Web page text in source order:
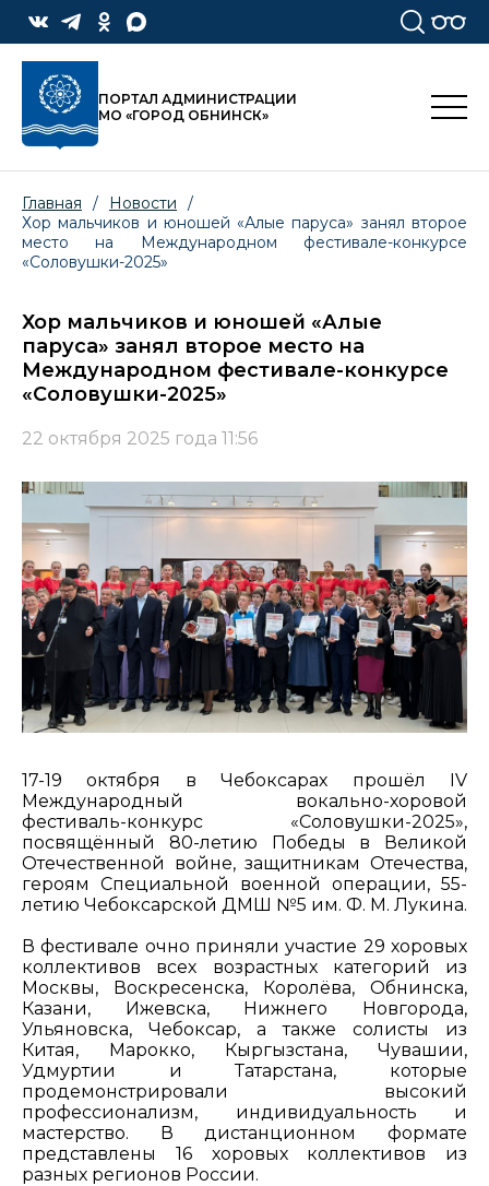
ПОРТАЛ АДМИНИСТРАЦИИ
МО «ГОРОД ОБНИНСК»
Главная / Новости
/
Хор мальчиков и юношей «Алые паруса» занял второе
место на Международном фестивале-конкурсе
«Соловушки-2025»
Хор мальчиков и юношей «Алые
паруса» занял второе место на
Международном фестивале-конкурсе
«Соловушки-2025»
22 октября 2025 года 11:56
17-19 октября в Чебоксарах прошёл IV
Международный вокально-хоровой
фестиваль-конкурс «Соловушки-2025»,
посвящённый 80-летию Победы в Великой
Отечественной войне, защитникам Отечества,
героям Специальной военной операции, 55-
летию Чебоксарской ДМШ №5 им. Ф. М. Лукина.
В фестивале очно приняли участие 29 хоровых
коллективов всех возрастных категорий из
Москвы, Воскресенска, Королёва, Обнинска,
Казани, Ижевска, Нижнего Новгорода,
Ульяновска, Чебоксар, а также солисты из
Китая, Марокко, Кыргызстана, Чувашии,
Удмуртии и Татарстана, которые
продемонстрировали высокий
профессионализм, индивидуальность и
мастерство. В дистанционном формате
представлены 16 хоровых коллективов из
разных регионов России.